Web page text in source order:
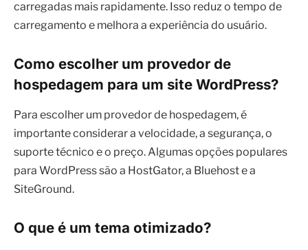
carregadas mais rapidamente. Isso reduz o tempo de
carregamento e melhora a experiência do usuário.
Como escolher um provedor de
hospedagem para um site WordPress?
Para escolher um provedor de hospedagem, é
importante considerar a velocidade, a segurança, o
suporte técnico e o preço. Algumas opções populares
para WordPress são a HostGator, a Bluehost e a
SiteGround.
O que é um tema otimizado?